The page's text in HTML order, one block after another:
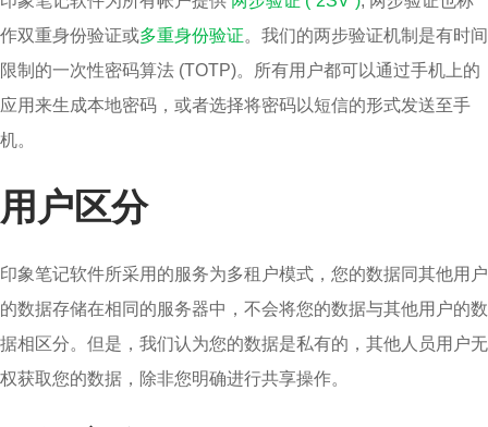
作双重身份验证或多重身份验证。我们的两步验证机制是有时间
限制的一次性密码算法 (TOTP)。所有用户都可以通过手机上的
应用来生成本地密码，或者选择将密码以短信的形式发送至手
机。
用户区分
印象笔记软件所采用的服务为多租户模式，您的数据同其他用户
的数据存储在相同的服务器中，不会将您的数据与其他用户的数
据相区分。但是，我们认为您的数据是私有的，其他人员用户无
权获取您的数据，除非您明确进行共享操作。